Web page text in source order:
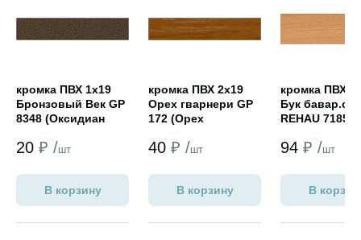
кромка ПВХ 1х19
Бронзовый Век GP
8348 (Оксидиан
20 ₽ /шт
В корзину
кромка ПВХ 2х19
Орех гварнери GP
172 (Орех
NORDECO)
40 ₽ /шт
В корзину
кромка ПВХ
Бук
REHAU 7185
94 ₽ /шт
В